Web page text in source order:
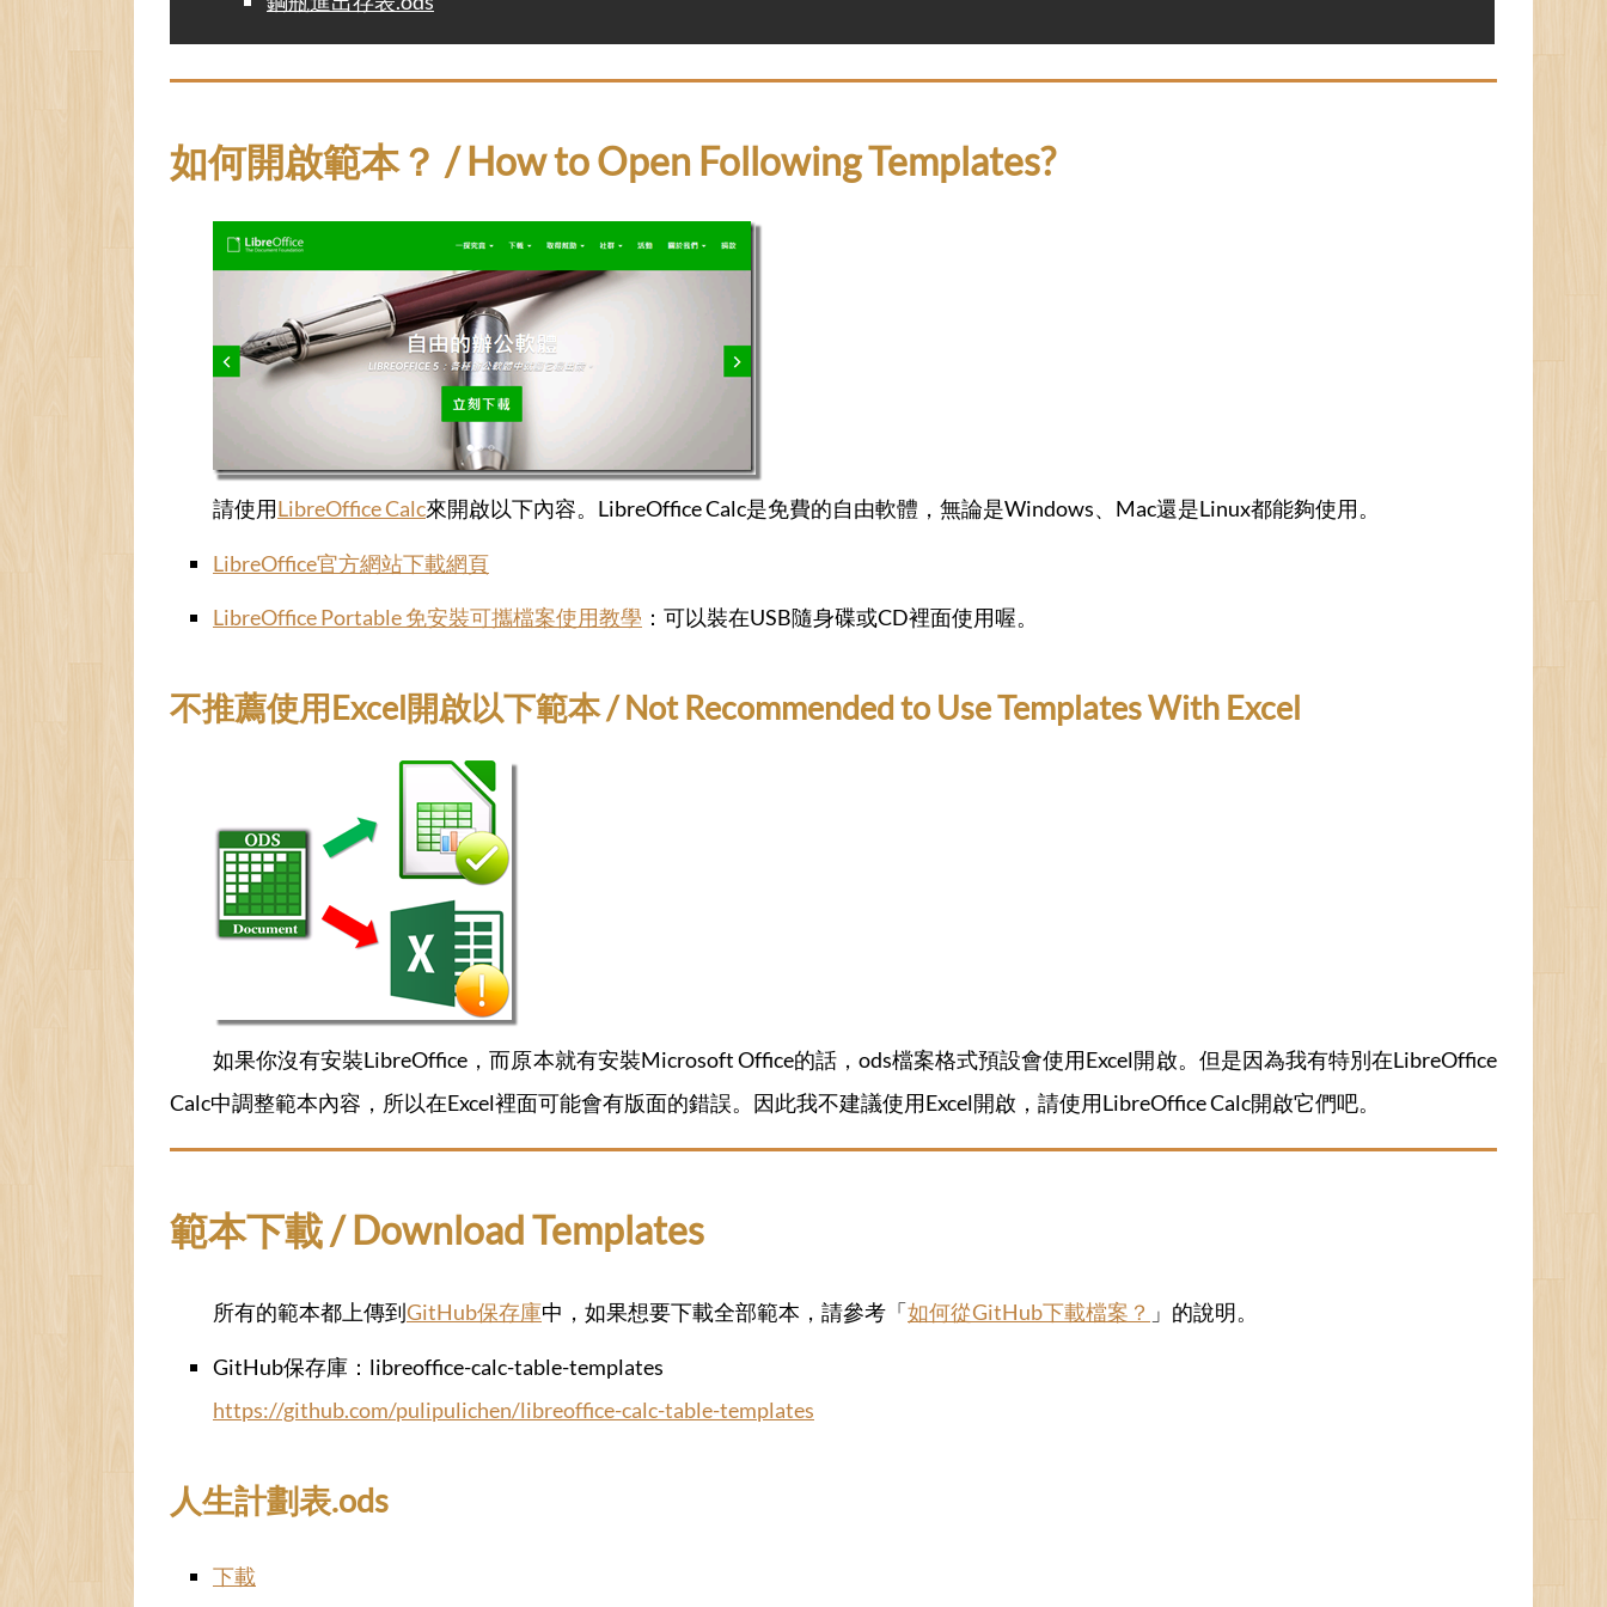
如何開啟範本？ / How to Open Following Templates?
請使用LibreOffice Calc來開啟以下內容。LibreOffice Calc是免費的自由軟體，無論是Windows、Mac還是Linux都能夠使用。
LibreOffice官方網站下載網頁
LibreOffice Portable 免安裝可攜檔案使用教學 ：可以裝在USB隨身碟或CD裡面使用喔。
不推薦使用Excel開啟以下範本 / Not Recommended to Use Templates With Excel
如果你沒有安裝LibreOffice，而原本就有安裝Microsoft Office的話，ods檔案格式預設會使用Excel開啟。但是因為我有特別在LibreOffice
Calc中調整範本內容，所以在Excel裡面可能會有版面的錯誤。因此我不建議使用Excel開啟，請使用LibreOffice Calc開啟它們吧。
範本下載 / Download Templates
所有的範本都上傳到GitHub保存庫中，如果想要下載全部範本，請參考「如何從GitHub下載檔案？ 」的說明。
GitHub保存庫：libreoffice-calc-table-templates
https://github.com/pulipulichen/libreoffice-calc-table-templates
人生計劃表.ods
下載